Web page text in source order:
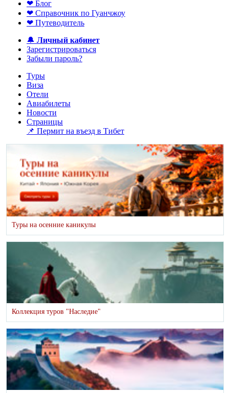
❤ Блог
❤ Справочник по Гуанчжоу
❤ Путеводитель
🔔 Личный кабинет
Зарегистрироваться
Забыли пароль?
Туры
Виза
Отели
Авиабилеты
Новости
Страницы
📌 Пермит на въезд в Тибет
Туры на осенние каникулы
Коллекция туров "Наследие"